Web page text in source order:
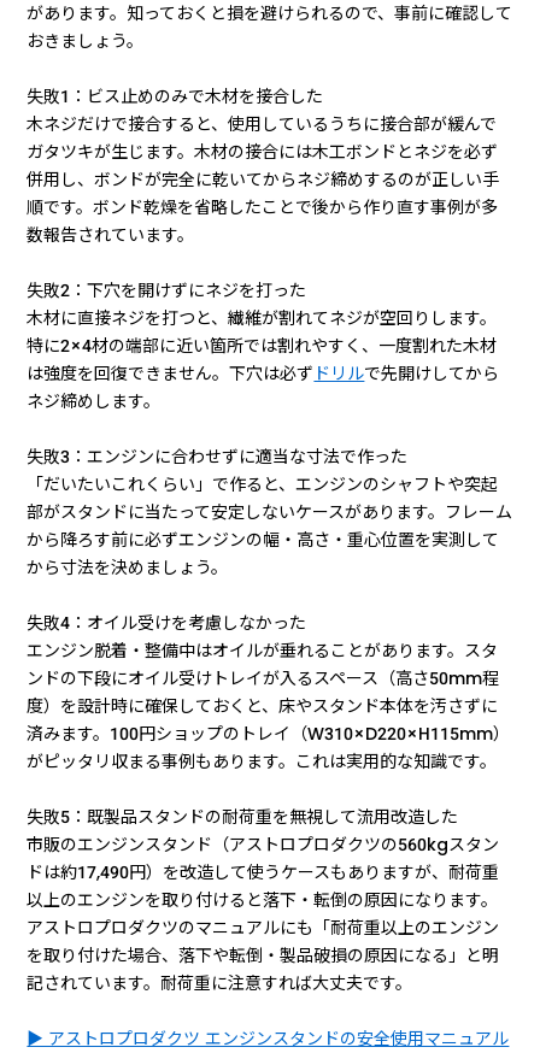
があります。知っておくと損を避けられるので、事前に確認して
おきましょう。
失敗1：ビス止めのみで木材を接合した
木ネジだけで接合すると、使用しているうちに接合部が緩んで
ガタツキが生じます。木材の接合には木工ボンドとネジを必ず
併用し、ボンドが完全に乾いてからネジ締めするのが正しい手
順です。ボンド乾燥を省略したことで後から作り直す事例が多
数報告されています。
失敗2：下穴を開けずにネジを打った
木材に直接ネジを打つと、繊維が割れてネジが空回りします。
特に2×4材の端部に近い箇所では割れやすく、一度割れた木材
は強度を回復できません。下穴は必ず ドリルで先開けしてから
ネジ締めします。
失敗3：エンジンに合わせずに適当な寸法で作った
「だいたいこれくらい」で作ると、エンジンのシャフトや突起
部がスタンドに当たって安定しないケースがあります。フレーム
から降ろす前に必ずエンジンの幅・高さ・重心位置を実測して
から寸法を決めましょう。
失敗4：オイル受けを考慮しなかった
エンジン脱着・整備中はオイルが垂れることがあります。スタ
ンドの下段にオイル受けトレイが入るスペース（高さ50mm程
度）を設計時に確保しておくと、床やスタンド本体を汚さずに
済みます。100円ショップのトレイ（W310×D220×H115mm）
がピッタリ収まる事例もあります。これは実用的な知識です。
失敗5：既製品スタンドの耐荷重を無視して流用改造した
市販のエンジンスタンド（アストロプロダクツの560kgスタン
ドは約17,490円）を改造して使うケースもありますが、耐荷重
以上のエンジンを取り付けると落下・転倒の原因になります。
アストロプロダクツのマニュアルにも「耐荷重以上のエンジン
を取り付けた場合、落下や転倒・製品破損の原因になる」と明
記されています。耐荷重に注意すれば大丈夫です。
▶ アストロプロダクツ エンジンスタンドの安全使用マニュアル